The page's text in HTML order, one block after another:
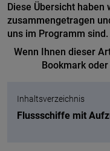
Diese Übersicht haben
zusammengetragen
uns im Programm sind.
Wenn Ihnen dieser
Bookmark
Inhaltsverzeichnis
Flussschiffe mit